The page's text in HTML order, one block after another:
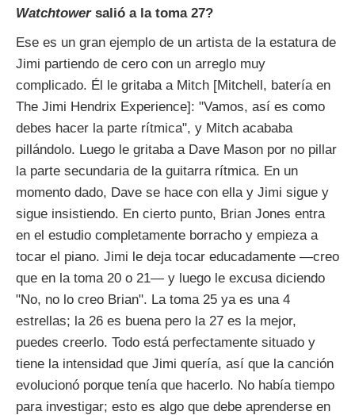
Watchtowersalió a la toma 27?
Ese es un gran ejemplo de un artista de la estatura de
Jimi partiendo de cero con un arreglo muy
complicado. Él le gritaba a Mitch [Mitchell, batería en
The Jimi Hendrix Experience]: "Vamos, así es como
debes hacer la parte rítmica", y Mitch acababa
pillándolo. Luego le gritaba a Dave Mason por no pillar
la parte secundaria de la guitarra rítmica. En un
momento dado, Dave se hace con ella y Jimi sigue y
sigue insistiendo. En cierto punto, Brian Jones entra
en el estudio completamente borracho y empieza a
tocar el piano. Jimi le deja tocar educadamente —creo
que en la toma 20 o 21— y luego le excusa diciendo
"No, no lo creo Brian". La toma 25 ya es una 4
estrellas; la 26 es buena pero la 27 es la mejor,
puedes creerlo. Todo está perfectamente situado y
tiene la intensidad que Jimi quería, así que la canción
evolucionó porque tenía que hacerlo. No había tiempo
para investigar; esto es algo que debe aprenderse en